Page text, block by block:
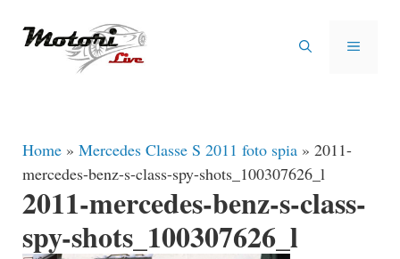
MENU
Home » Mercedes Classe S 2011 foto spia » 2011-
mercedes-benz-s-class-spy-shots_100307626_l
2011-mercedes-benz-s-class-
spy-shots_100307626_l